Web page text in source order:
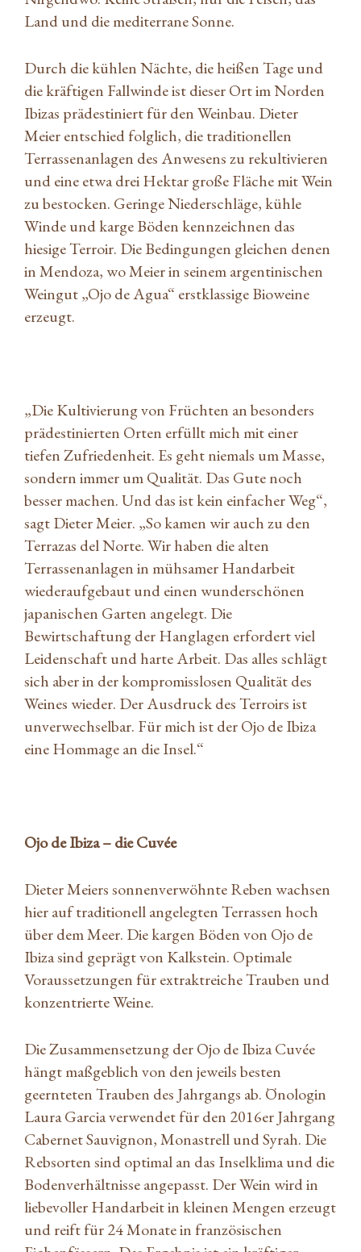
Land und die mediterrane Sonne.
Durch die kühlen Nächte, die heißen Tage und
die kräftigen Fallwinde ist dieser Ort im Norden
Ibizas prädestiniert für den Weinbau. Dieter
Meier entschied folglich, die traditionellen
Terrassenanlagen des Anwesens zu rekultivieren
und eine etwa drei Hektar große Fläche mit Wein
zu bestocken. Geringe Niederschläge, kühle
Winde und karge Böden kennzeichnen das
hiesige Terroir. Die Bedingungen gleichen denen
in Mendoza, wo Meier in seinem argentinischen
Weingut „Ojo de Agua“ erstklassige Bioweine
erzeugt.
„Die Kultivierung von Früchten an besonders
prädestinierten Orten erfüllt mich mit einer
tiefen Zufriedenheit. Es geht niemals um Masse,
sondern immer um Qualität. Das Gute noch
besser machen. Und das ist kein einfacher Weg“,
sagt Dieter Meier. „So kamen wir auch zu den
Terrazas del Norte. Wir haben die alten
Terrassenanlagen in mühsamer Handarbeit
wiederaufgebaut und einen wunderschönen
japanischen Garten angelegt. Die
Bewirtschaftung der Hanglagen erfordert viel
Leidenschaft und harte Arbeit. Das alles schlägt
sich aber in der kompromisslosen Qualität des
Weines wieder. Der Ausdruck des Terroirs ist
unverwechselbar. Für mich ist der Ojo de Ibiza
eine Hommage an die Insel.“
Ojo de Ibiza – die Cuvée
Dieter Meiers sonnenverwöhnte Reben wachsen
hier auf traditionell angelegten Terrassen hoch
über dem Meer. Die kargen Böden von Ojo de
Ibiza sind geprägt von Kalkstein. Optimale
Voraussetzungen für extraktreiche Trauben und
konzentrierte Weine.
Die Zusammensetzung der Ojo de Ibiza Cuvée
hängt maßgeblich von den jeweils besten
geernteten Trauben des Jahrgangs ab. Önologin
Laura Garcia verwendet für den 2016er Jahrgang
Cabernet Sauvignon, Monastrell und Syrah. Die
Rebsorten sind optimal an das Insel­klima und die
Bodenverhältnisse angepasst. Der Wein wird in
liebevoller Handarbeit in kleinen Mengen erzeugt
und reift für 24 Monate in französischen